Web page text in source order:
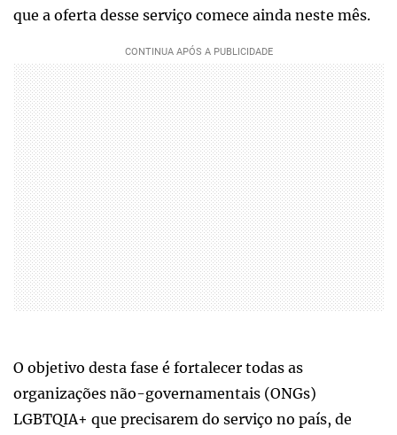
que a oferta desse serviço comece ainda neste mês.
O objetivo desta fase é fortalecer todas as
organizações não-governamentais (ONGs)
LGBTQIA+ que precisarem do serviço no país, de